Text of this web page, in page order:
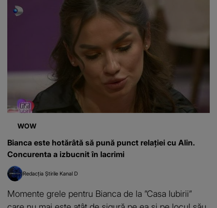
WOW
Bianca este hotărâtă să pună punct relației cu Alin.
Concurenta a izbucnit în lacrimi
Redacția Știrile Kanal D
Momente grele pentru Bianca de la ”Casa Iubirii”